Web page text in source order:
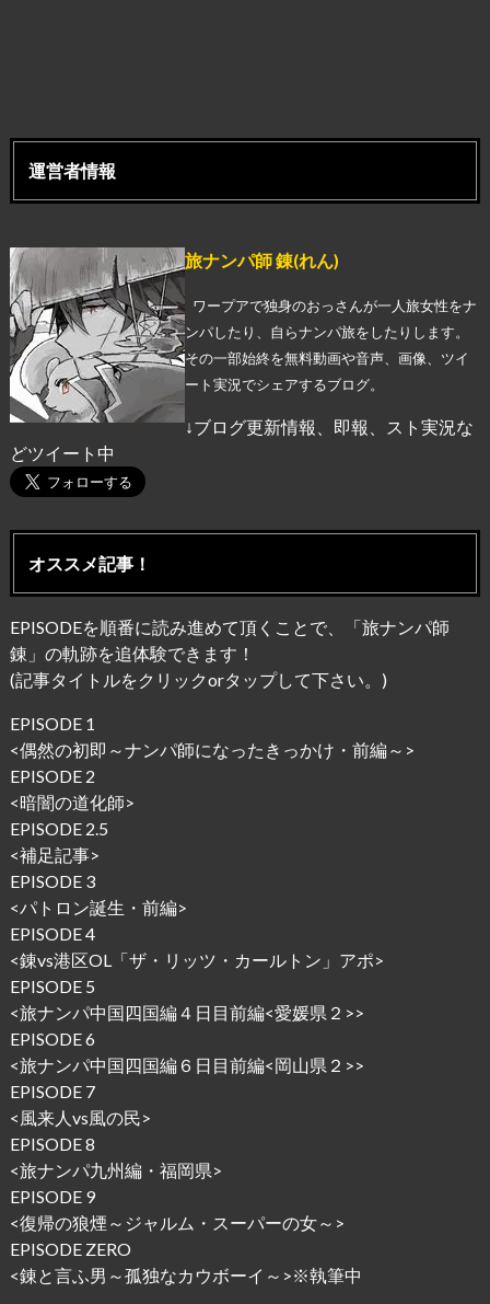
運営者情報
旅ナンパ師 錬(れん)
ワープアで独身のおっさんが一人旅女性をナ
ンパしたり、自らナンパ旅をしたりします。
その一部始終を無料動画や音声、画像、ツイ
ート実況でシェアするブログ。
↓ブログ更新情報、即報、スト実況な
どツイート中
オススメ記事！
EPISODEを順番に読み進めて頂くことで、「旅ナンパ師
錬」の軌跡を追体験できます！
(記事タイトルをクリックorタップして下さい。)
EPISODE 1
<偶然の初即～ナンパ師になったきっかけ・前編～ >
EPISODE 2
<暗闇の道化師>
EPISODE 2.5
<補足記事>
EPISODE 3
<パトロン誕生・前編>
EPISODE 4
<錬vs港区OL「ザ・リッツ・カールトン」アポ>
EPISODE 5
<旅ナンパ中国四国編４日目前編<愛媛県２>>
EPISODE 6
<旅ナンパ中国四国編６日目前編<岡山県２>>
EPISODE 7
< 風来人vs風の民>
EPISODE 8
<旅ナンパ九州編・福岡県>
EPISODE 9
<復帰の狼煙～ジャルム・スーパーの女～ >
EPISODE ZERO
<錬と言ふ男～孤独なカウボーイ～ >※執筆中